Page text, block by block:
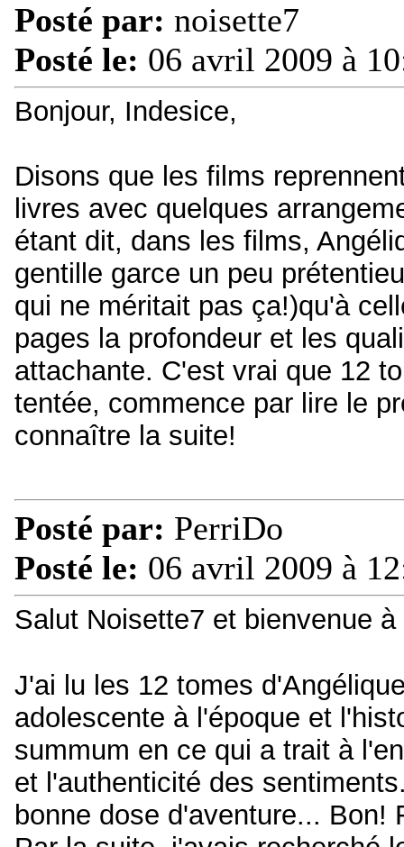
Posté par: noisette7
Posté le: 06 avril 2009 à
Bonjour, Indesice,
Disons que les films
livres avec quelques
étant dit, dans les films,
gentille garce un peu
qui ne méritait pas ça!)qu'à
pages la profondeur et les
attachante. C'est vrai que 12
tentée, commence par lire le
connaître la suite!
Posté par: PerriDo
Posté le: 06 avril 2009 à
Salut Noisette7 et bienvenue
J'ai lu les 12 tomes
adolescente à l'époque et
summum en ce qui a trait à
et l'authenticité des
bonne dose d'aventure... Bon!